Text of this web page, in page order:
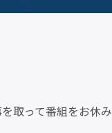
取って番組をお休み